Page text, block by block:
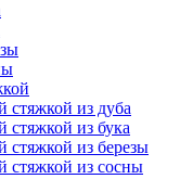
стяжкой из дуба
стяжкой из бука
стяжкой из березы
стяжкой из сосны